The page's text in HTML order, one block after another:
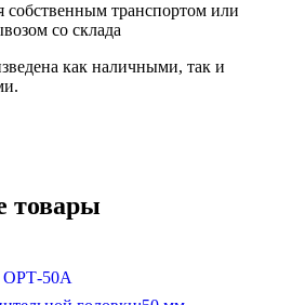
собственным транспортом или
со склада
как наличными, так и
товары
ОРТ-50А